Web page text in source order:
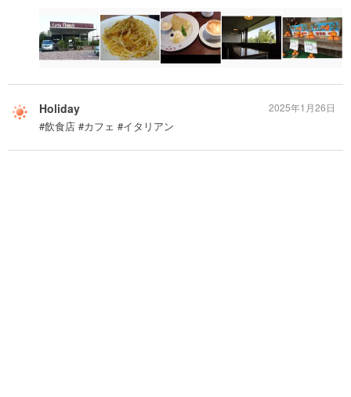
Holiday
#飲食店 #カフェ #イタリアン
2025年1月26日